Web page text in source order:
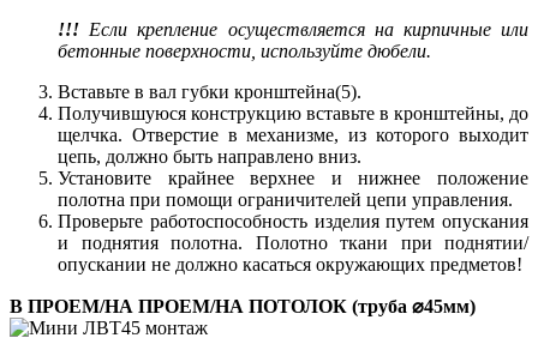
!!! Если крепление осуществляется на кирпичные или
бетонные поверхности, используйте дюбели.
Вставьте в вал губки кронштейна(5).
Получившуюся конструкцию вставьте в кронштейны, до
щелчка. Отверстие в механизме, из которого выходит
цепь, должно быть направлено вниз.
Установите крайнее верхнее и нижнее положение
полотна при помощи ограничителей цепи управления.
Проверьте работоспособность изделия путем опускания
и поднятия полотна. Полотно ткани при поднятии/
опускании не должно касаться окружающих предметов!
В ПРОЕМ/НА ПРОЕМ/НА ПОТОЛОК (труба ⌀45мм)